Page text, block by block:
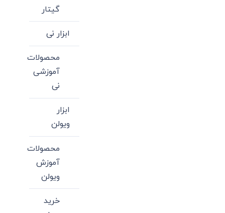
گیتار
ابزار نی
محصولات
آموزشی
نی
ابزار
ویولن
محصولات
آموزش
ویولن
خرید